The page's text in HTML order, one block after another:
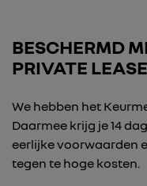
BESCHERMD
PRIVATE LEASE
We hebben het
Daarmee krijg je 14
eerlijke voorwaarden
tegen te hoge kosten.